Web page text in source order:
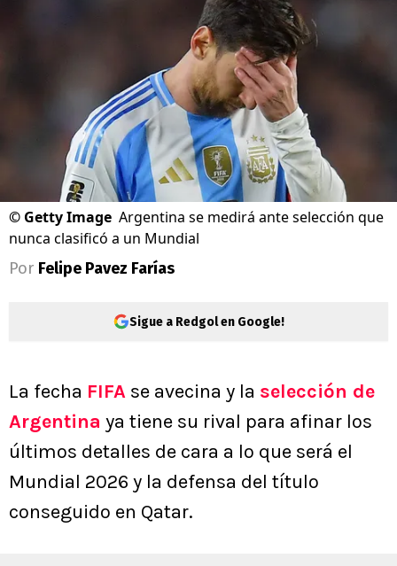
© Getty Image Argentina se medirá ante selección que
nunca clasificó a un Mundial
Por Felipe Pavez Farías
Sigue a Redgol en Google!
La fecha FIFA se avecina y la selección de
Argentina ya tiene su rival para afinar los
últimos detalles de cara a lo que será el
Mundial 2026 y la defensa del título
conseguido en Qatar.